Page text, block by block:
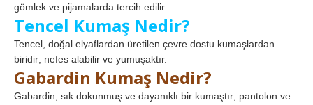
gömlek ve pijamalarda tercih edilir.
Tencel Kumaş Nedir?
Tencel, doğal elyaflardan üretilen çevre dostu kumaşlardan
biridir; nefes alabilir ve yumuşaktır.
Gabardin Kumaş Nedir?
Gabardin, sık dokunmuş ve dayanıklı bir kumaştır; pantolon ve